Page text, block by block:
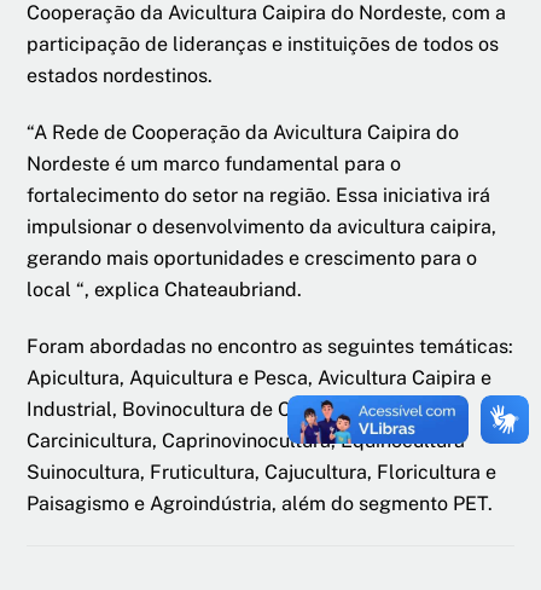
Cooperação da Avicultura Caipira do Nordeste, com a
participação de lideranças e instituições de todos os
estados nordestinos.
“A Rede de Cooperação da Avicultura Caipira do
Nordeste é um marco fundamental para o
fortalecimento do setor na região. Essa iniciativa irá
impulsionar o desenvolvimento da avicultura caipira,
gerando mais oportunidades e crescimento para o
local “, explica Chateaubriand.
Foram abordadas no encontro as seguintes temáticas:
Apicultura, Aquicultura e Pesca, Avicultura Caipira e
Industrial, Bovinocultura de Corte e de Leite,
Carcinicultura, Caprinovinocultura, Equinocultura
Suinocultura, Fruticultura, Cajucultura, Floricultura e
Paisagismo e Agroindústria, além do segmento PET.